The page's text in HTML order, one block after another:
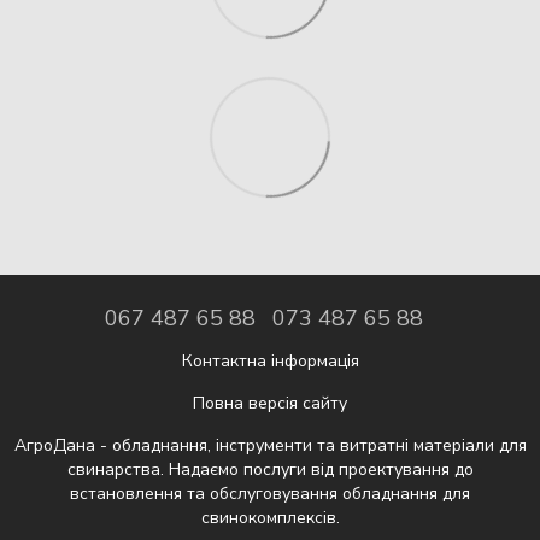
067 487 65 88 073 487 65 88
Контактна інформація
Повна версія сайту
АгроДана - обладнання, інструменти та витратні матеріали для
свинарства. Надаємо послуги від проектування до
встановлення та обслуговування обладнання для
свинокомплексів.